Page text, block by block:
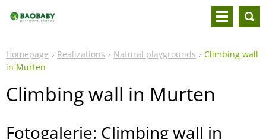
Homepage Realizations Natural playgrounds
Climbing wall
in Murten
Climbing wall in Murten
Fotogalerie: Climbing wall in